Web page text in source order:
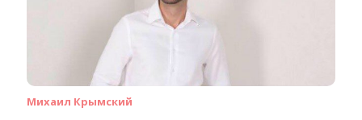
Михаил Крымский